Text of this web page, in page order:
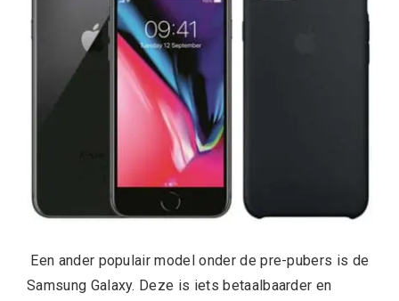
Een ander populair model onder de pre-pubers is de
Samsung Galaxy. Deze is iets betaalbaarder en